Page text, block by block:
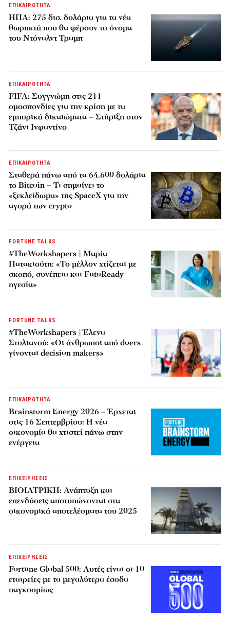
ΕΠΙΚΑΙΡΟΤΗΤΑ
ΗΠΑ: 275 δισ. δολάρια για τα νέα
θωρηκτά που θα φέρουν το όνομα
του Ντόναλντ Τραμπ
ΕΠΙΚΑΙΡΟΤΗΤΑ
FIFA: Συγγνώμη στις 211
ομοσπονδίες για την κρίση με τα
εμπορικά δικαιώματα – Στήριξη στον
Τζάνι Ινφαντίνο
ΕΠΙΚΑΙΡΟΤΗΤΑ
Σταθερά πάνω από τα 64.600 δολάρια
το Bitcoin – Τι σημαίνει το
«ξεκλείδωμα» της SpaceX για την
αγορά των crypto
FORTUNE TALKS
#TheWorkshapers | Μαρία
Πατακιούτη: «Το μέλλον χτίζεται με
σκοπό, συνέπεια και FutuReady
ηγεσία»
FORTUNE TALKS
#TheWorkshapers | Έλενα
Στυλιανού: «Οι άνθρωποι από doers
γίνονται decision makers»
ΕΠΙΚΑΙΡΟΤΗΤΑ
Brainstorm Energy 2026 – Έρχεται
στις 16 Σεπτεμβρίου: Η νέα
οικονομία θα χτιστεί πάνω στην
ενέργεια
ΕΠΙΧΕΙΡΗΣΕΙΣ
ΒΙΟΙΑΤΡΙΚΗ: Ανάπτυξη και
επενδύσεις αποτυπώνονται στα
οικονομικά αποτελέσματα του 2025
ΕΠΙΧΕΙΡΗΣΕΙΣ
Fortune Global 500: Αυτές είναι οι 10
εταιρείες με τα μεγαλύτερα έσοδα
παγκοσμίως